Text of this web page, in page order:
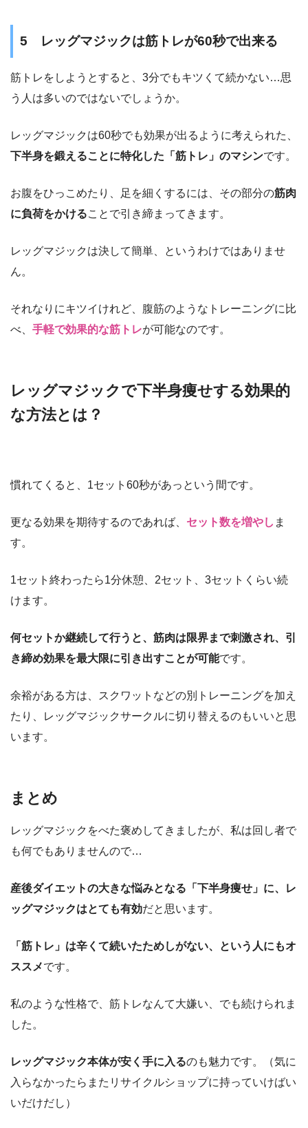
5 レッグマジックは筋トレが60秒で出来る
筋トレをしようとすると、3分でもキツくて続かない…思
う人は多いのではないでしょうか。
レッグマジックは60秒でも効果が出るように考えられた、
下半身を鍛えることに特化した「筋トレ」のマシンです。
お腹をひっこめたり、足を細くするには、その部分の筋肉
に負荷をかけることで引き締まってきます。
レッグマジックは決して簡単、というわけではありませ
ん。
それなりにキツイけれど、腹筋のようなトレーニングに比
べ、 手軽で効果的な筋トレが可能なのです。
レッグマジックで下半身痩せする効果的
な方法とは？
慣れてくると、1セット60秒があっという間です。
更なる効果を期待するのであれば、 セット数を増やし ま
す。
1セット終わったら1分休憩、2セット、3セットくらい続
けます。
何セットか継続して行うと、筋肉は限界まで刺激され、引
き締め効果を最大限に引き出すことが可能です。
余裕がある方は、スクワットなどの別トレーニングを加え
たり、レッグマジックサークルに切り替えるのもいいと思
います。
まとめ
レッグマジックをべた褒めしてきましたが、私は回し者で
も何でもありませんので…
産後ダイエットの大きな悩みとなる「下半身痩せ」に、レ
ッグマジックはとても有効だと思います。
「筋トレ」は辛くて続いたためしがない、という人にもオ
ススメです。
私のような性格で、筋トレなんて大嫌い、でも続けられま
した。
レッグマジック本体が安く手に入るのも魅力です。（気に
入らなかったらまたリサイクルショップに持っていけばい
いだけだし）